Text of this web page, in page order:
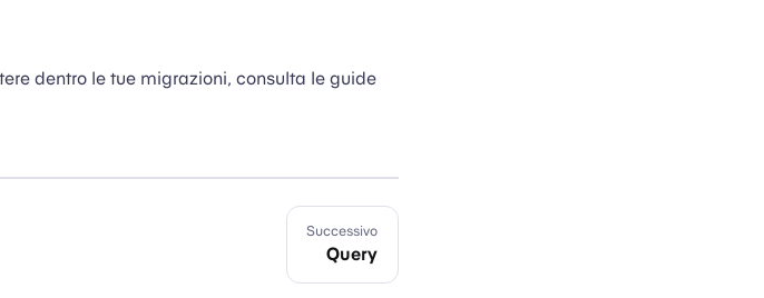
dentro le tue migrazioni, consulta le guide
Successivo
Query